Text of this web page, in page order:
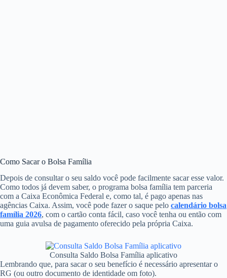
Como Sacar o Bolsa Família
Depois de consultar o seu saldo você pode facilmente sacar esse valor.
Como todos já devem saber, o programa bolsa família tem parceria
com a Caixa Econômica Federal e, como tal, é pago apenas nas
agências Caixa. Assim, você pode fazer o saque pelo calendário bolsa
família 2026, com o cartão conta fácil, caso você tenha ou então com
uma guia avulsa de pagamento oferecido pela própria Caixa.
Consulta Saldo Bolsa Família aplicativo
Lembrando que, para sacar o seu benefício é necessário apresentar o
RG (ou outro documento de identidade om foto).